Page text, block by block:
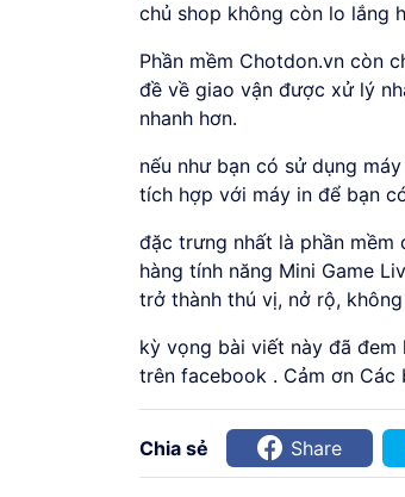
chủ shop không còn lo lắng
Phần mềm Chotdon.vn còn
đề về giao vận được xử lý
nhanh hơn.
nếu như bạn có sử dụng
tích hợp với máy in để bạn
đặc trưng nhất là phần mềm
hàng tính năng Mini Game
trở thành thú vị, nở rộ,
kỳ vọng bài viết này đã đem
trên facebook . Cảm ơn Các
Chia sẻ Share